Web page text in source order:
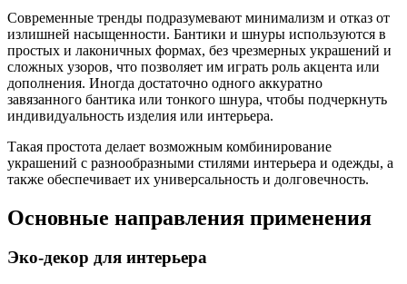
Современные тренды подразумевают минимализм и отказ от
излишней насыщенности. Бантики и шнуры используются в
простых и лаконичных формах, без чрезмерных украшений и
сложных узоров, что позволяет им играть роль акцента или
дополнения. Иногда достаточно одного аккуратно
завязанного бантика или тонкого шнура, чтобы подчеркнуть
индивидуальность изделия или интерьера.
Такая простота делает возможным комбинирование
украшений с разнообразными стилями интерьера и одежды, а
также обеспечивает их универсальность и долговечность.
Основные направления применения
Эко-декор для интерьера